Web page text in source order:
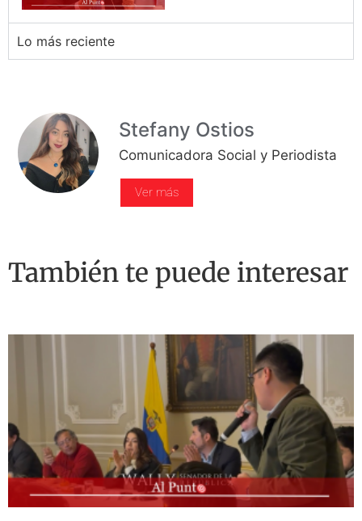
Lo más reciente
Stefany Ostios
Comunicadora Social y Periodista
Ver más
También te puede interesar